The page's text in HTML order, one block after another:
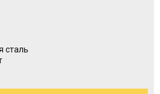
сталь